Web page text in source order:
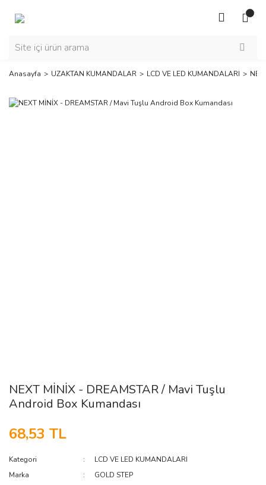
Anasayfa UZAKTAN KUMANDALAR LCD VE LED KUMANDALARI
NEXT MİNİX - DREAMSTAR / Mavi Tuşlu
Android Box Kumandası
68,53 TL
Kategori
LCD VE LED KUMANDALARI
Marka
GOLD STEP